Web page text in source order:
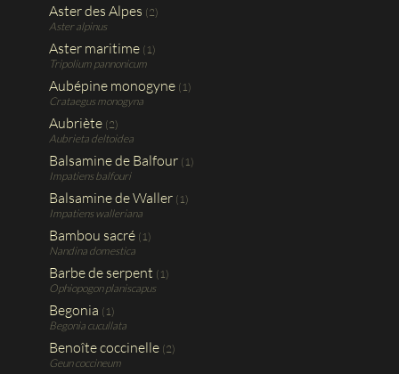
Aster des Alpes (2)
Aster alpinus
Aster maritime (1)
Tripolium pannonicum
Aubépine monogyne (1)
Crataegus monogyna
Aubriète (2)
Aubrieta deltoidea
Balsamine de Balfour (1)
Impatiens balfouri
Balsamine de Waller (1)
Impatiens walleriana
Bambou sacré (1)
Nandina domestica
Barbe de serpent (1)
Ophiopogon planiscapus
Begonia (1)
Begonia cucullata
Benoîte coccinelle (2)
Geun coccineum